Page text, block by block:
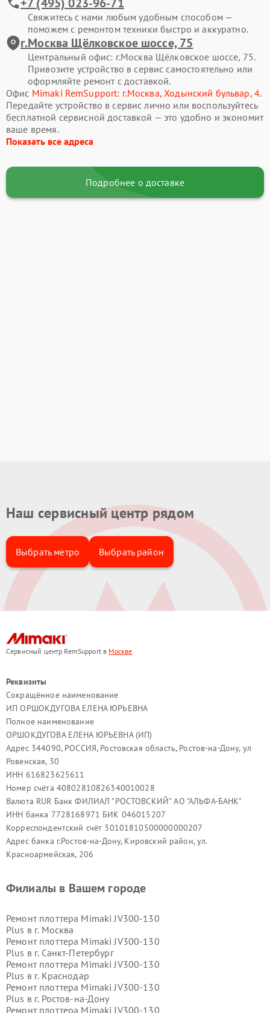
Свяжитесь с нами любым удобным способом —
поможем с ремонтом техники быстро и аккуратно.
г.Москва Щёлковское шоссе, 75
Центральный офис: г.Москва Щёлковское шоссе, 75.
Привозите устройство в сервис самостоятельно или
оформляйте ремонт с доставкой.
Офис Mimaki RemSupport: г.Москва, Ходынский бульвар, 4.
Передайте устройство в сервис лично или воспользуйтесь
бесплатной сервисной доставкой — это удобно и экономит
ваше время.
Показать все адреса
Подробнее о доставке
Наш сервисный центр рядом
Выбрать метро Выбрать район
Сервисный центр RemSupport в Москве
Реквизиты
Сокращённое наименование
ИП ОРШОКДУГОВА ЕЛЕНА ЮРЬЕВНА
Полное наименование
ОРШОКДУГОВА ЕЛЕНА ЮРЬЕВНА (ИП)
Адрес 344090, РОССИЯ, Ростовская область, Ростов-на-Дону, ул
Ровенская, 30
ИНН 616823625611
Номер счёта 40802810826340010028
Валюта RUR Банк ФИЛИАЛ "РОСТОВСКИЙ" АО "АЛЬФА-БАНК"
ИНН банка 7728168971 БИК 046015207
Корреспондентский счёт 30101810500000000207
Адрес банка г.Ростов-на-Дону, Кировский район, ул.
Красноармейская, 206
Филиалы в Вашем городе
Ремонт плоттера Mimaki JV300-130
Plus в г. Москва
Ремонт плоттера Mimaki JV300-130
Plus в г. Санкт-Петербург
Ремонт плоттера Mimaki JV300-130
Plus в г. Краснодар
Ремонт плоттера Mimaki JV300-130
Plus в г. Ростов-на-Дону
Ремонт плоттера Mimaki JV300-130